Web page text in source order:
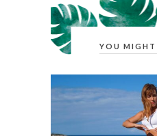
YOU MIGHT